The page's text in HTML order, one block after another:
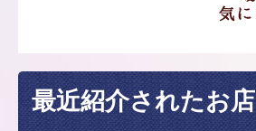
最近紹介されたお店